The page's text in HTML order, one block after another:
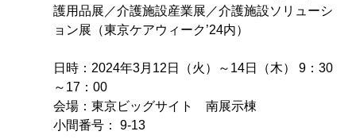
護用品展／介護施設産業展／介護施設ソリューシ
ョン展（東京ケアウィーク’24内）
日時：2024年3月12日（火）～14日（木） 9：30
～17：00
会場：東京ビッグサイト　南展示棟
小間番号： 9-13